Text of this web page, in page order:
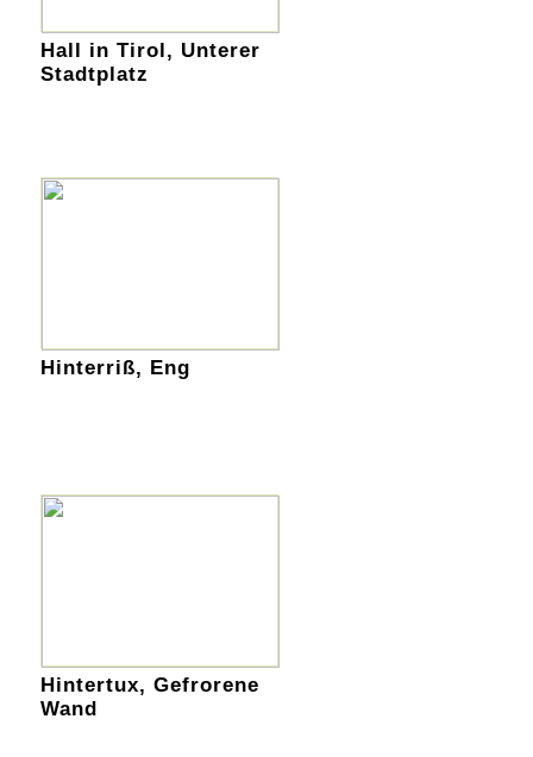
Hall in Tirol, Unterer
Stadtplatz
Hinterriß, Eng
Hintertux, Gefrorene
Wand